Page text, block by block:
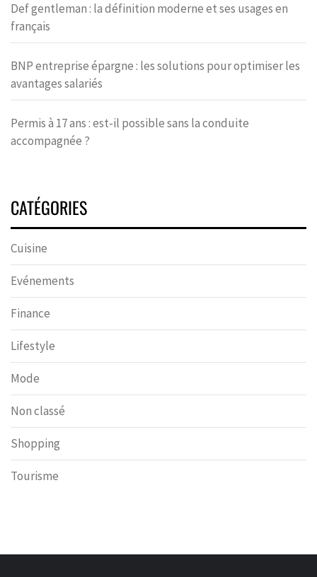
Def gentleman : la définition moderne et ses usages en
français
BNP entreprise épargne : les solutions pour optimiser les
avantages salariés
Permis à 17 ans : est-il possible sans la conduite
accompagnée ?
CATÉGORIES
Cuisine
Evénements
Finance
Lifestyle
Mode
Non classé
Shopping
Tourisme